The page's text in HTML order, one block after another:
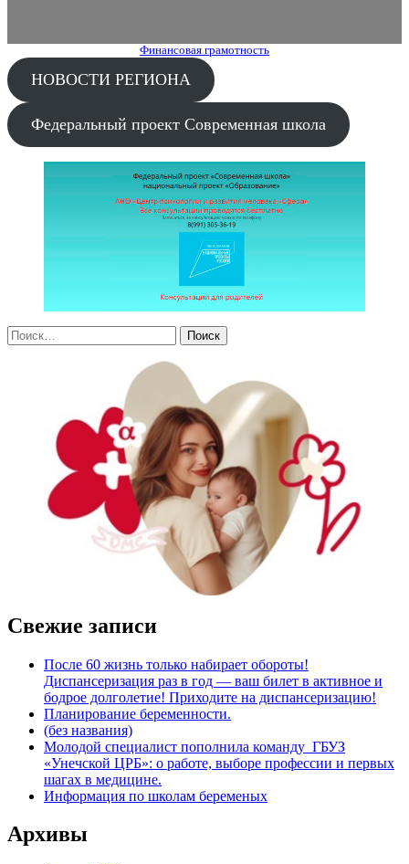
Финансовая грамотность
НОВОСТИ РЕГИОНА
Федеральный проект Современная школа
Свежие записи
После 60 жизнь только набирает обороты!
Диспансеризация раз в год — ваш билет в активное и
бодрое долголетие! Приходите на диспансеризацию!
Планирование беременности.
(без названия)
Молодой специалист пополнила команду ГБУЗ
«Унечской ЦРБ»: о работе, выборе профессии и первых
шагах в медицине.
Информация по школам беременых
Архивы